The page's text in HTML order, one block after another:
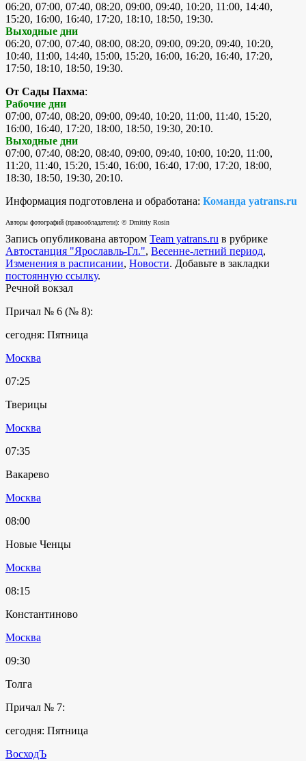
06:20, 07:00, 07:40, 08:20, 09:00, 09:40, 10:20, 11:00, 14:40,
15:20, 16:00, 16:40, 17:20, 18:10, 18:50, 19:30.
Выходные дни
06:20, 07:00, 07:40, 08:00, 08:20, 09:00, 09:20, 09:40, 10:20,
10:40, 11:00, 14:40, 15:00, 15:20, 16:00, 16:20, 16:40, 17:20,
17:50, 18:10, 18:50, 19:30.
От Сады Пахма:
Рабочие дни
07:00, 07:40, 08:20, 09:00, 09:40, 10:20, 11:00, 11:40, 15:20,
16:00, 16:40, 17:20, 18:00, 18:50, 19:30, 20:10.
Выходные дни
07:00, 07:40, 08:20, 08:40, 09:00, 09:40, 10:00, 10:20, 11:00,
11:20, 11:40, 15:20, 15:40, 16:00, 16:40, 17:00, 17:20, 18:00,
18:30, 18:50, 19:30, 20:10.
Информация подготовлена и обработана: Команда yatrans.ru
Авторы фотографий (правообладатели): © Dmitriy Rosin
Запись опубликована автором Team yatrans.ru в рубрике
Автостанция "Ярославль-Гл.", Весенне-летний период,
Изменения в расписании, Новости. Добавьте в закладки
постоянную ссылку.
Речной вокзал
Причал № 6 (№ 8):
сегодня: Пятница
Москва
07:25
Тверицы
Москва
07:35
Вакарево
Москва
08:00
Новые Ченцы
Москва
08:15
Константиново
Москва
09:30
Толга
Причал № 7:
сегодня: Пятница
ВосходЪ